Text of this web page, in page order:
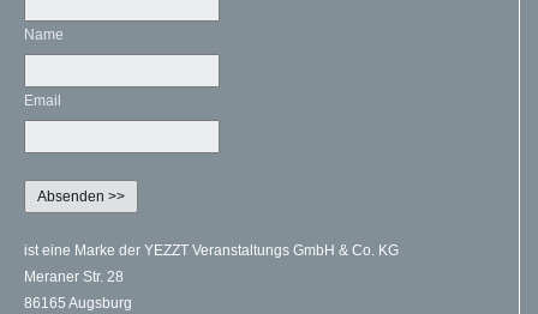
Name
Email
ist eine Marke der YEZZT Veranstaltungs GmbH & Co. KG
Meraner Str. 28
86165 Augsburg